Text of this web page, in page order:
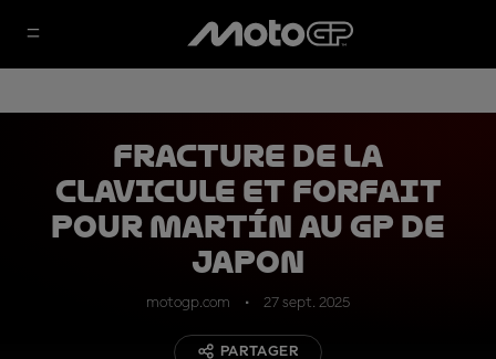
Fracture de la
clavicule et forfait
pour Martín au GP de
Japon
motogp.com 27 sept. 2025
PARTAGER